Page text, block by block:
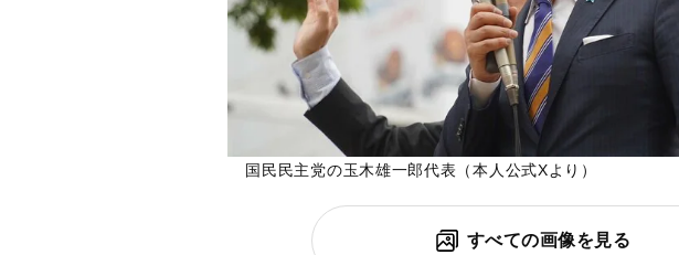
国民民主党の玉木雄一郎代表（本人公式Xより）
すべての画像を見る